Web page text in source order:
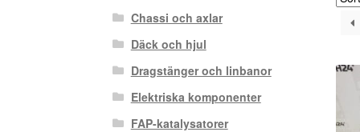
Chassi och axlar
Däck och hjul
Dragstänger och linbanor
Elektriska komponenter
FAP-katalysatorer